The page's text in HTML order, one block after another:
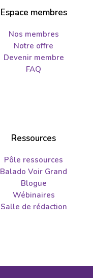
Espace membres
Nos membres
Notre offre
Devenir membre
FAQ
Ressources
Pôle ressources
Balado Voir Grand
Blogue
Wébinaires
Salle de rédaction